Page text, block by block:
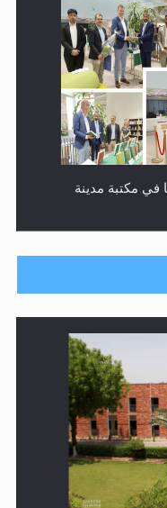
في شيتاغونغ –
في هولندا